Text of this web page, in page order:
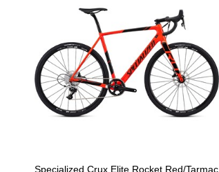
Specialized Crux Elite Rocket Red/Tarmac